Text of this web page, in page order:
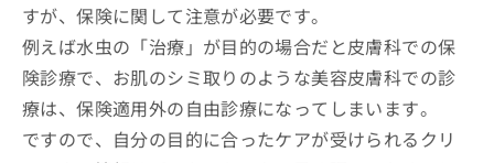
すが、保険に関して注意が必要です。
例えば水虫の「治療」が目的の場合だと皮膚科での保
険診療で、お肌のシミ取りのような美容皮膚科での診
療は、保険適用外の自由診療になってしまいます。
ですので、自分の目的に合ったケアが受けられるクリ